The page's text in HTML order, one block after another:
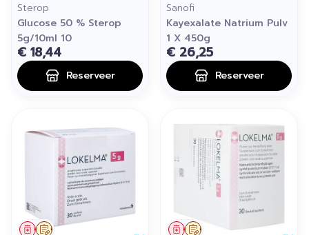
Sterop
Glucose 50 % Sterop
5g/10ml 10
€ 18,44
Reserveer
Sanofi
Kayexalate Natrium Pulv
1 X 450g
€ 26,25
Reserveer
Op voorschrift
Geneesmiddel Op voorschrift
Geneesmiddel